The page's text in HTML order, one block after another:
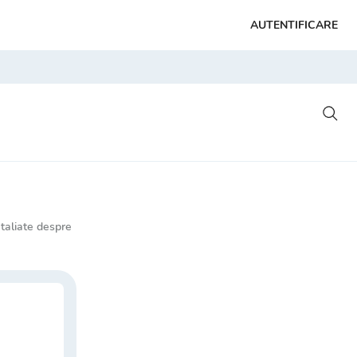
AUTENTIFICARE
despre